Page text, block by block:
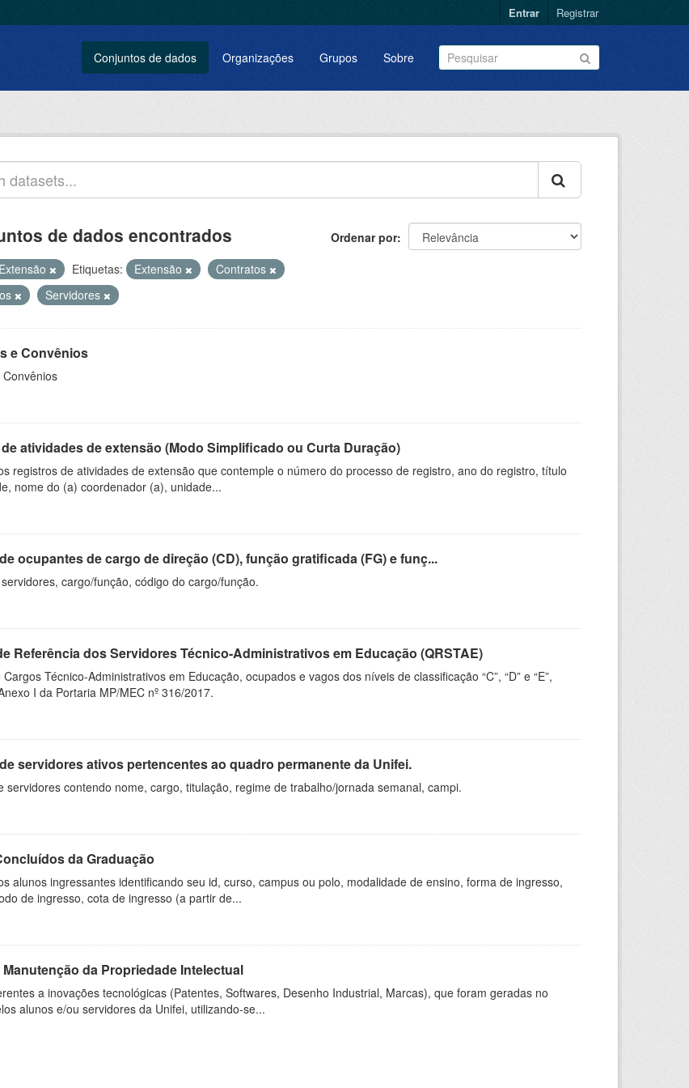
Entrar Registrar
Conjuntos de dados Organizações Grupos Sobre
Ordenar por
de dados encontrados
Extensão Etiquetas: Extensão
Contratos
Servidores
e Convênios
atividades de extensão (Modo Simplificado ou Curta Duração)
registros de atividades de extensão que contemple o número do processo de registro, ano do registro, título
nome do (a) coordenador (a), unidade...
ocupantes de cargo de direção (CD), função gratificada (FG) e funç...
cargo/função, código do cargo/função.
Referência dos Servidores Técnico-Administrativos em Educação (QRSTAE)
Técnico-Administrativos em Educação, ocupados e vagos dos níveis de classificação “C”, “D” e “E”,
I da Portaria MP/MEC nº 316/2017.
servidores ativos pertencentes ao quadro permanente da Unifei.
servidores contendo nome, cargo, titulação, regime de trabalho/jornada semanal, campi.
da Graduação
alunos ingressantes identificando seu id, curso, campus ou polo, modalidade de ensino, forma de ingresso,
de ingresso, cota de ingresso (a partir de...
Manutenção da Propriedade Intelectual
a inovações tecnológicas (Patentes, Softwares, Desenho Industrial, Marcas), que foram geradas no
alunos e/ou servidores da Unifei, utilizando-se...